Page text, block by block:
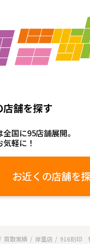
店舗を探す
国に95店舗展開。
軽に！
お近くの店舗を
買取実績 岸里店 916刻印